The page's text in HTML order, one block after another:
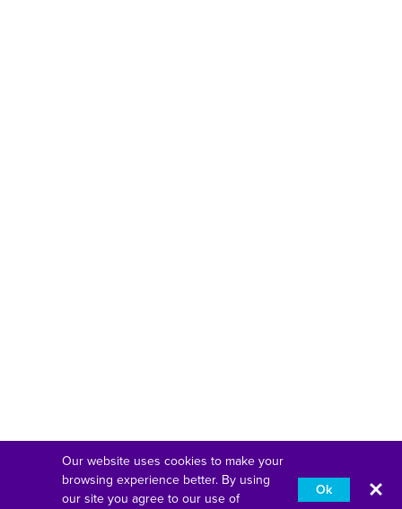
Our website uses cookies to make your
browsing experience better. By using
our site you agree to our use of
Ok